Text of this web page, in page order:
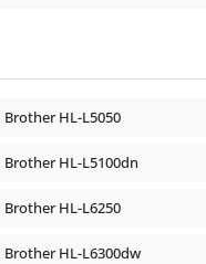
Brother HL-L5050
Brother HL-L5100dn
Brother HL-L6250
Brother HL-L6300dw